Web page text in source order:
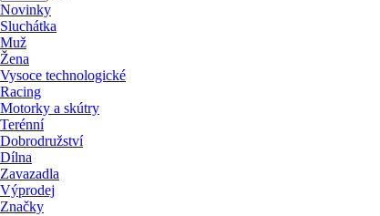
Novinky
Sluchátka
Muž
Žena
Vysoce technologické
Racing
Motorky a skútry
Terénní
Dobrodružství
Dílna
Zavazadla
Výprodej
Značky